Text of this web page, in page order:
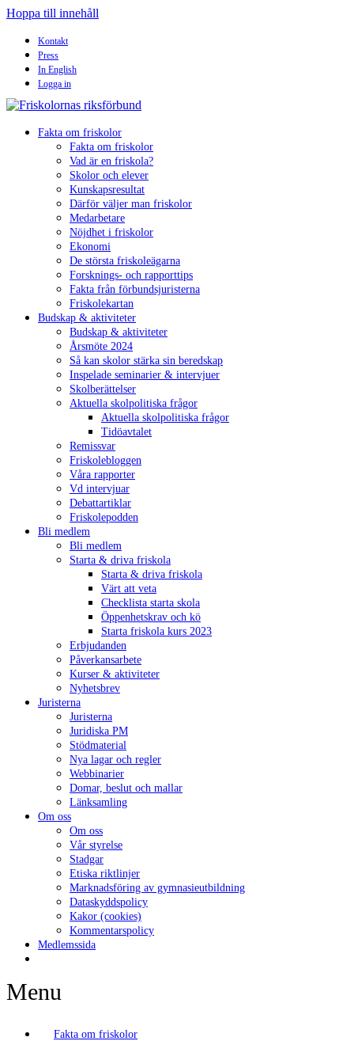
Hoppa till innehåll
Kontakt
Press
In English
Logga in
Fakta om friskolor
Fakta om friskolor
Vad är en friskola?
Skolor och elever
Kunskapsresultat
Därför väljer man friskolor
Medarbetare
Nöjdhet i friskolor
Ekonomi
De största friskoleägarna
Forsknings- och rapporttips
Fakta från förbundsjuristerna
Friskolekartan
Budskap & aktiviteter
Budskap & aktiviteter
Årsmöte 2024
Så kan skolor stärka sin beredskap
Inspelade seminarier & intervjuer
Skolberättelser
Aktuella skolpolitiska frågor
Aktuella skolpolitiska frågor
Tidöavtalet
Remissvar
Friskolebloggen
Våra rapporter
Vd intervjuar
Debattartiklar
Friskolepodden
Bli medlem
Bli medlem
Starta & driva friskola
Starta & driva friskola
Värt att veta
Checklista starta skola
Öppenhetskrav och kö
Starta friskola kurs 2023
Erbjudanden
Påverkansarbete
Kurser & aktiviteter
Nyhetsbrev
Juristerna
Juristerna
Juridiska PM
Stödmaterial
Nya lagar och regler
Webbinarier
Domar, beslut och mallar
Länksamling
Om oss
Om oss
Vår styrelse
Stadgar
Etiska riktlinjer
Marknadsföring av gymnasieutbildning
Dataskyddspolicy
Kakor (cookies)
Kommentarspolicy
Medlemssida
Menu
Fakta om friskolor